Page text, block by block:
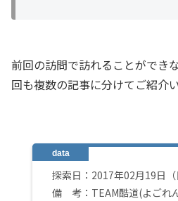
前回の訪問で訪れることができ
回も複数の記事に分けてご紹介い
探索日：2017年02月19日（
備 考：TEAM酷道(よごれ